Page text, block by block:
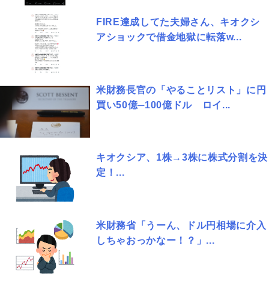
FIRE達成してた夫婦さん、キオクシ
アショックで借金地獄に転落w...
米財務長官の「やることリスト」に円
買い50億─100億ドル ロイ...
キオクシア、1株→3株に株式分割を決
定！...
米財務省「うーん、ドル円相場に介入
しちゃおっかなー！？」...